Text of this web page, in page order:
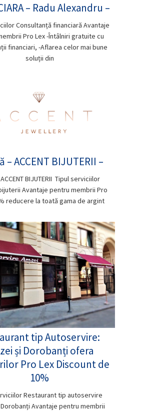
– Radu Alexandru –
Consultanță financiară Avantaje
Pro Lex -Întâlniri gratuite cu
financiari, -Aflarea celor mai bune
soluții din
– ACCENT BIJUTERII –
BIJUTERII Tipul serviciilor
Avantaje pentru membrii Pro
reducere la toată gama de argint
tip Autoservire:
și Dorobanți ofera
Pro Lex Discount de
10%
Restaurant tip autoservire
Avantaje pentru membrii